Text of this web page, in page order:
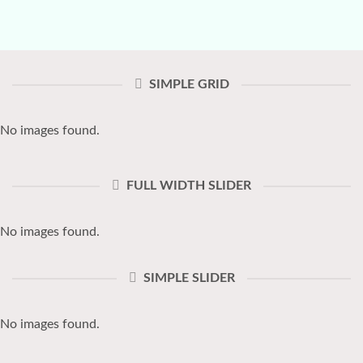
SIMPLE GRID
No images found.
FULL WIDTH SLIDER
No images found.
SIMPLE SLIDER
No images found.